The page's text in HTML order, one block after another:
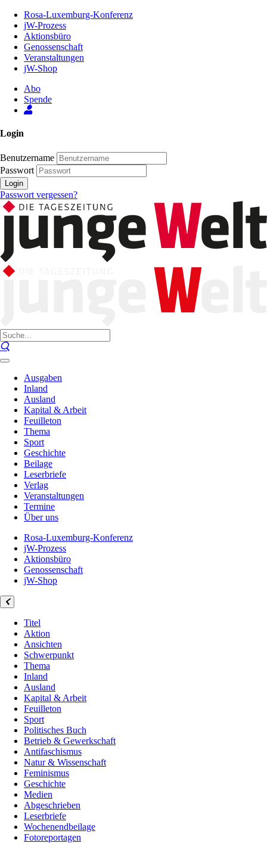
Inhalt
Seite
Rosa-Luxemburg-Konferenz
jW-Prozess
Aktionsbüro
Genossenschaft
Veranstaltungen
jW-Shop
Abo
Spende
Login
Benutzername
Passwort
Login
Passwort vergessen?
Ausgaben
Inland
Ausland
Kapital & Arbeit
Feuilleton
Thema
Sport
Geschichte
Beilage
Leserbriefe
Verlag
Veranstaltungen
Termine
Über uns
Rosa-Luxemburg-Konferenz
jW-Prozess
Aktionsbüro
Genossenschaft
jW-Shop
Titel
Aktion
Ansichten
Schwerpunkt
Thema
Inland
Ausland
Kapital & Arbeit
Feuilleton
Sport
Politisches Buch
Betrieb & Gewerkschaft
Antifaschismus
Natur & Wissenschaft
Feminismus
Geschichte
Medien
Abgeschrieben
Leserbriefe
Wochenendbeilage
Fotoreportagen